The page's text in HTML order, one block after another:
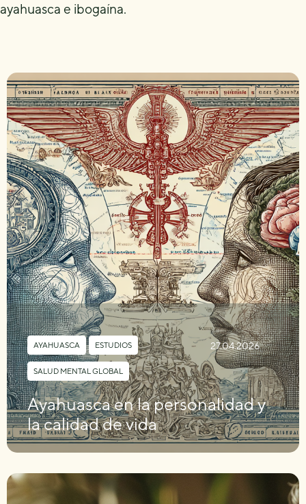
ayahuasca e ibogaína.
AYAHUASCA , ESTUDIOS ,
SALUD MENTAL GLOBAL
27.04.2026
Ayahuasca en la personalidad y
la calidad de vida